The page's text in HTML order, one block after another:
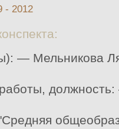
- 2012
— Мельникова